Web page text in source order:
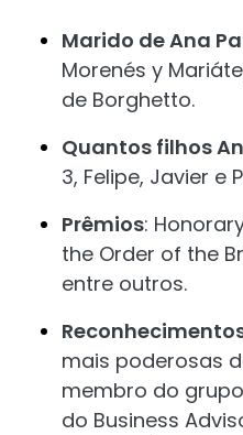
Marido de Ana
Morenés y
de Borghetto.
Quantos filhos
3, Felipe, Javier e
Prêmios:
the Order of the
entre outros.
mais poderosas
membro do
do Business